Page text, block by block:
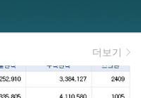
더보기